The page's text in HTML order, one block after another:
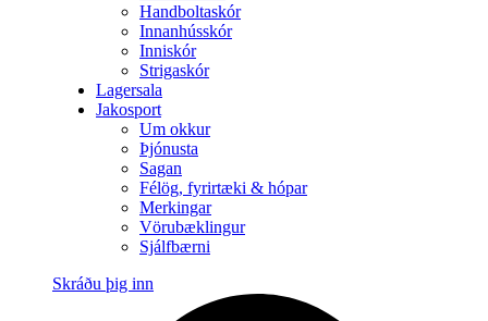
Handboltaskór
Innanhússkór
Inniskór
Strigaskór
Lagersala
Jakosport
Um okkur
Þjónusta
Sagan
Félög, fyrirtæki & hópar
Merkingar
Vörubæklingur
Sjálfbærni
Skráðu þig inn